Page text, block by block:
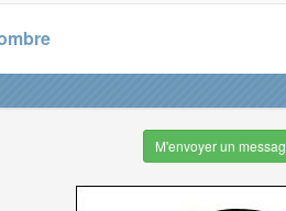
M'envoyer un